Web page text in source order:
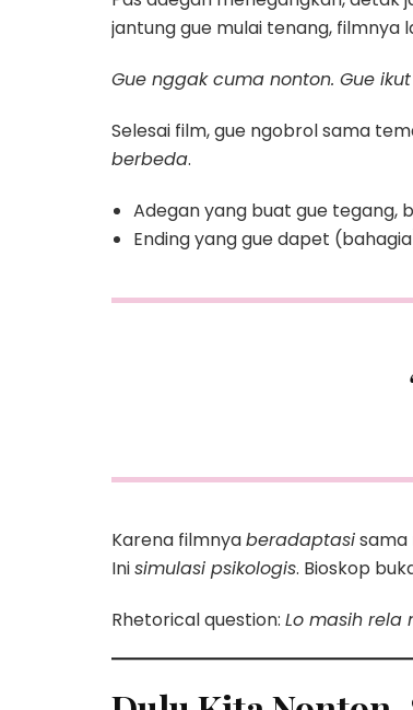
jantung gue mulai tenang, filmnya
Gue nggak cuma nonton. Gue
Selesai film, gue ngobrol sama
berbeda.
Adegan yang buat gue tegang,
Ending yang gue dapet
Karena filmnyaberadaptasisama
Inisimulasi psikologis. Bioskop
Rhetorical question: Lo masih rela